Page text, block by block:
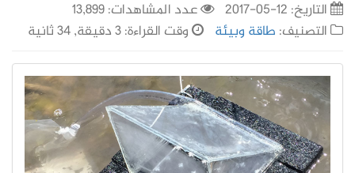
التاريخ: 12-05-2017
عدد المشاهدات: 13,899
التصنيف: طاقة وبيئة وقت القراءة: 3 دقيقة, 34 ثانية